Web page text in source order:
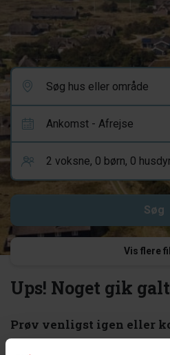
Vis flere
Ups! Noget gik
Prøv venligst igen eller